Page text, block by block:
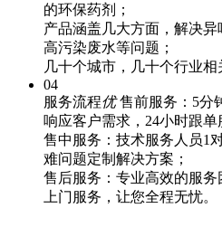
的环保药剂；
产品涵盖几大方面，解决异
高污染废水等问题；
几十个城市，几十个行业相
04
服务流程优 售前服务：5分
响应客户需求，24小时跟单
售中服务：技术服务人员1
难问题定制解决方案；
售后服务：专业高效的服
上门服务，让您全程无忧。